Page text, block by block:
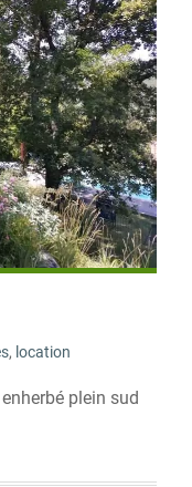
, location
plein sud